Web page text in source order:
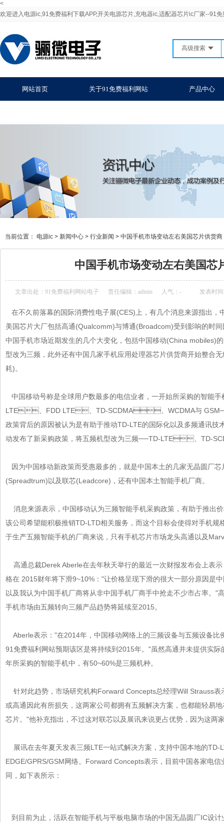
<
欢迎进入电源ic,91免费福利下载APP,开关电源芯片,充电器ic,适配器芯片ic厂家--91
高级搜索
网站首页 关于91免费福利网站 产品中心
当前位置： 电源ic > 新闻中心 > 行业新闻 > 中国手机市场变动左右美国芯片供货商
中国手机市场变动左右美国芯
文章出处： 91免费福利网站电子 责任编辑：admin 人气： - 发表时间
在不久前落幕的国际消费性电子展(CES)上，有几个消息来源指出，
美国芯片大厂包括高通(Qualcomm)与博通(Broadcom)受到影响的时间比
中国手机市场近期发生的几个大变化，包括中国移动(China mobiles)
型改为三频，此外还有中国几家手机应用处理器芯片供货商开始整
耗)。
中国移动号称是全球用户数最多的电信业者，一开始所采购的智能
LTE、FDD LTE、TD-SCDMA、WCDMA与 GSM──以
政策背后的原因被认为是有助于推动TD-LTE的国际化以及多频通讯技术的
动发布了新采购政策，将五频机型改为三频──TD-LTE、TD-
因为中国移动新政策而受惠最多的，就是中国本土的几家无晶圆厂芯
(Spreadtrum)以及联芯(Leadcore)，还有中国本土智能手机厂商。
消息来源表示，中国移动认为三频智能手机采购政策，有助于推出
该公司希望能积极推销TD-LTD相关服务，而这个目标会使得对手机规格
于生产五频智能手机的厂商来说，只有手机芯片市场龙头高通以及
高通总裁Derek Aberle在去年秋天举行的最近一次财报发布会上表示
格在 2015财年将下滑9~10%："让价格呈现下滑的很大一部分原因是中
以及我认为中国手机厂商将从非中国手机厂商手中抢走不少市占率。"
手机市场由五频转向三频产品趋势将延续至2015。
Aberle表示："在2014年，中国移动网络上的三频设备与五频设备比例
91免费福利网站预期该区是将持续到2015年。"虽然高通并未提供实际的
年所采购的智能手机中，有50~60%是三频机种。
针对此趋势，市场研究机构Forward Concepts总经理Will Strauss表
或高通因此有所损失，这两家公司都拥有五频解决方案，也都能轻
芯片。"他补充指出，不过这对联芯以及展讯来说更占优势，因为这两
展讯在去年夏天发表三频LTE一站式解决方案，支持中国本地的
EDGE/GPRS/GSM网络。Forward Concepts表示，目前中国各家
同，如下表所示：
到目前为止，活跃在智能手机与平板电脑市场的中国无晶圆厂IC设计